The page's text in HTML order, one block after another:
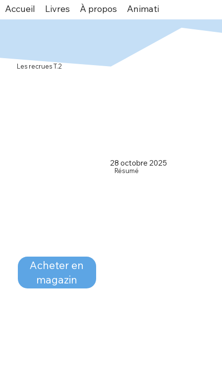
Accueil Livres À propos Animations
Les recrues T.2
Acheter en
magazin
28 octobre 2025
Résumé